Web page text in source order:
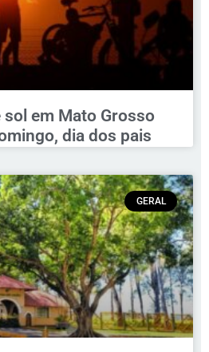
em Mato Grosso
dia dos pais
GERAL